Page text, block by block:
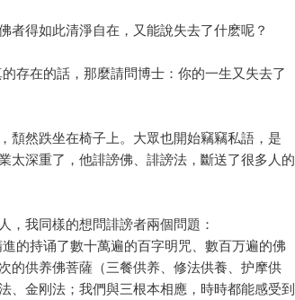
者得如此清淨自在，又能說失去了什麽呢？
存在的話，那麼請問博士：你的一生又失去了
頹然跌坐在椅子上。大眾也開始竊竊私語，是
太深重了，他誹謗佛、誹謗法，斷送了很多人的
，我同樣的想問誹謗者兩個問題：
的持诵了數十萬遍的百字明咒、數百万遍的佛
的供养佛菩薩（三餐供养、修法供養、护摩供
、金刚法；我們與三根本相應，時時都能感受到